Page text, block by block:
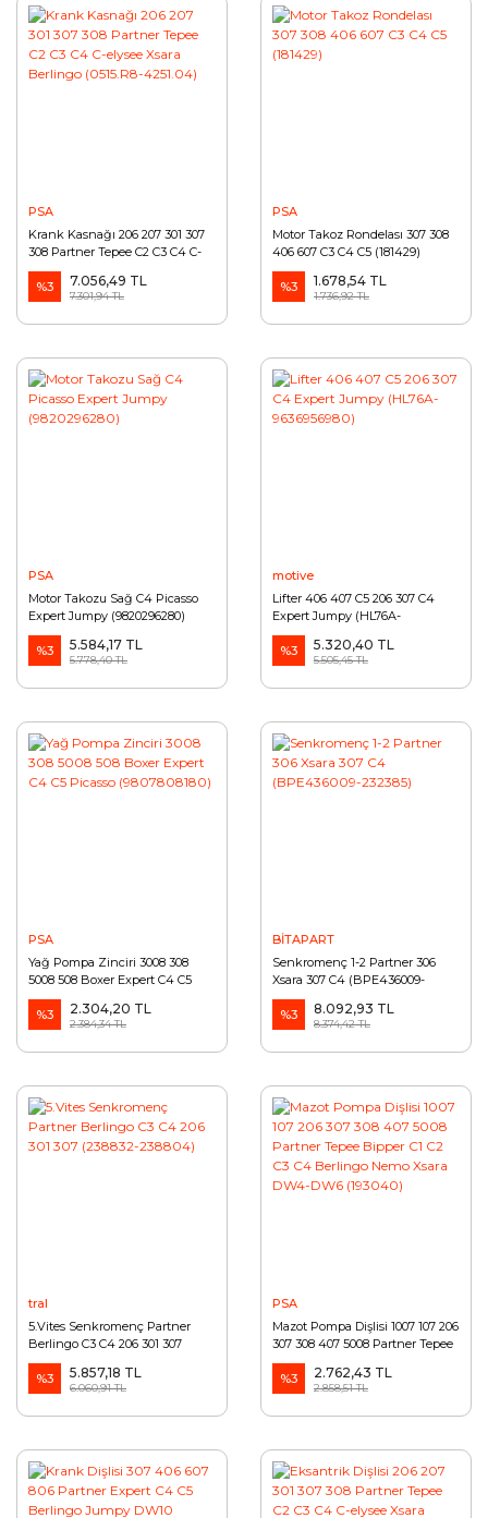
PSA
Krank Kasnağı 206 207 301 307
308 Partner Tepee C2 C3 C4 C-
elysee Xsara Berlingo (0515.R8-
4251.04)
%3 7.056,49 TL
7.301,94 TL
PSA
Motor Takoz Rondelası 307 308
406 607 C3 C4 C5 (181429)
%3 1.678,54 TL
1.736,92 TL
PSA
Motor Takozu Sağ C4 Picasso
Expert Jumpy (9820296280)
%3 5.584,17 TL
5.778,40 TL
motive
Lifter 406 407 C5 206 307 C4
Expert Jumpy (HL76A-
9636956980)
%3
5.320,40 TL
5.505,45 TL
PSA
Yağ Pompa Zinciri 3008 308
5008 508 Boxer Expert C4 C5
Picasso (9807808180)
%3
2.304,20 TL
2.384,34 TL
BİTAPART
Senkromenç 1-2 Partner 306
Xsara 307 C4 (BPE436009-
232385)
%3
8.092,93 TL
8.374,42 TL
tral
5.Vites Senkromenç Partner
Berlingo C3 C4 206 301 307
(238832-238804)
%3
5.857,18 TL
6.060,91 TL
PSA
Mazot Pompa Dişlisi 1007 107 206
307 308 407 5008 Partner Tepee
Bipper C1 C2 C3 C4 Berlingo
Nemo Xsara DW4-DW6 (193040)
%3 2.762,43 TL
2.858,51 TL